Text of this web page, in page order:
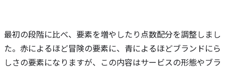
最初の段階に比べ、要素を増やしたり点数配分を調整しまし
た。赤によるほど冒険の要素に、青によるほどブランドにら
しさの要素になりますが、この内容はサービスの形態やブラ